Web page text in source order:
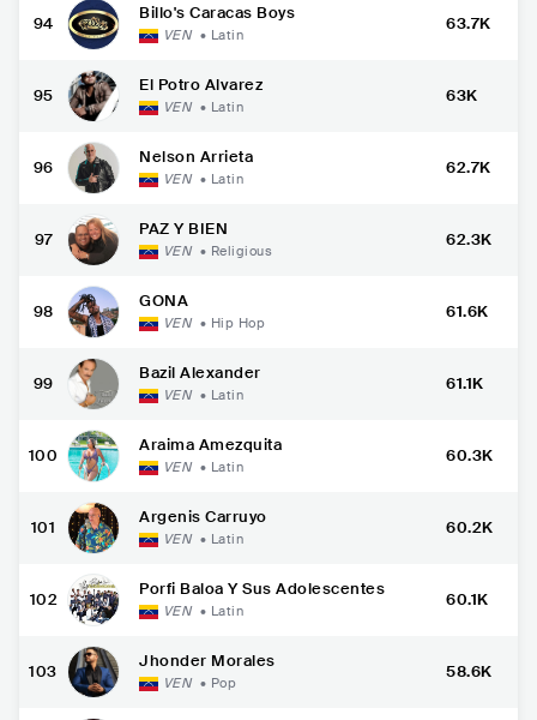
94
Billo's Caracas Boys
VEN • Latin
63.7K
95
El Potro Alvarez
VEN • Latin
63K
96
Nelson Arrieta
VEN • Latin
62.7K
97
PAZ Y BIEN
VEN • Religious
62.3K
98
GONA
VEN • Hip Hop
61.6K
99
Bazil Alexander
VEN • Latin
61.1K
100
Araima Amezquita
VEN • Latin
60.3K
101
Argenis Carruyo
VEN • Latin
60.2K
102
Porfi Baloa Y Sus Adolescentes
VEN • Latin
60.1K
103
Jhonder Morales
VEN • Pop
58.6K